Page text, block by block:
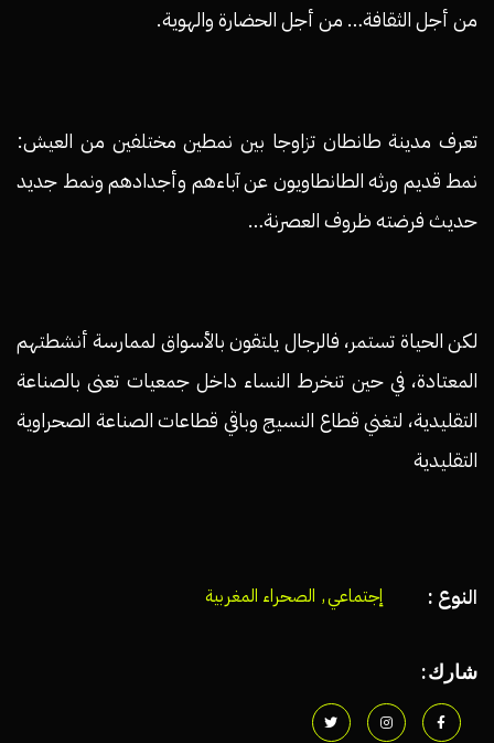
من أجل الثقافة… من أجل الحضارة والهوية.
تعرف مدينة طانطان تزاوجا بين نمطين مختلفين من العيش:
نمط قديم ورثه الطانطاويون عن آباءهم وأجدادهم ونمط جديد
حديث فرضته ظروف العصرنة…
لكن الحياة تستمر، فالرجال يلتقون بالأسواق لممارسة أنشطتهم
المعتادة، في حين تنخرط النساء داخل جمعيات تعنى بالصناعة
التقليدية، لتغني قطاع النسيج وباقي قطاعات الصناعة الصحراوية
التقليدية
النوع : إجتماعي, الصحراء المغربية
شارك: